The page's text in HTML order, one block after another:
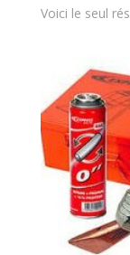
Voici le seul